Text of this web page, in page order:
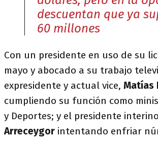
descuentan que ya
60 millones
Con un presidente en uso de su
mayo y abocado a su trabajo
expresidente y actual vice, Matías
cumpliendo su función como
y Deportes; y el presidente interino
Arreceygor intentando enfriar